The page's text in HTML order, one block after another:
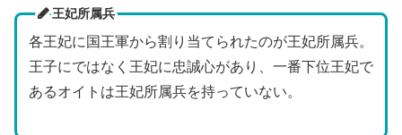
王妃所属兵
各王妃に国王軍から割り当てられたのが王妃所属兵。
王子にではなく王妃に忠誠心があり、一番下位王妃で
あるオイトは王妃所属兵を持っていない。